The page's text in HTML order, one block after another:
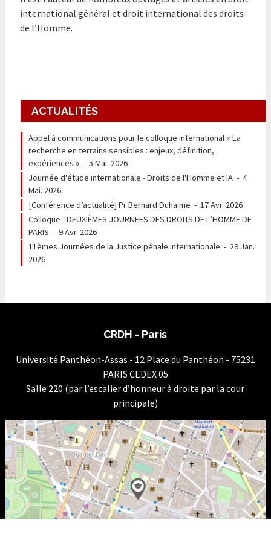
international général et droit international des droits
de l’Homme.
ACTUALITÉS
Appel à communications pour le colloque international « La
recherche en terrains sensibles : enjeux, définition,
expériences »- 5 Mai. 2026
Journée d'étude internationale - Droits de l'Homme et IA- 4
Mai. 2026
[Conférence d’actualité] Pr Bernard Duhaime - 17 Avr. 2026
Colloque - DEUXIÈMES JOURNEES DES DROITS DE L’HOMME DE
PARIS - 9 Avr. 2026
11èmes Journées de la Justice pénale internationale - 29 Jan.
2026
CRDH - Paris
Université Panthéon-Assas - 12 Place du Panthéon - 75231
PARIS CEDEX 05
Salle 220 (par l’escalier d’honneur à droite par la cour
principale)